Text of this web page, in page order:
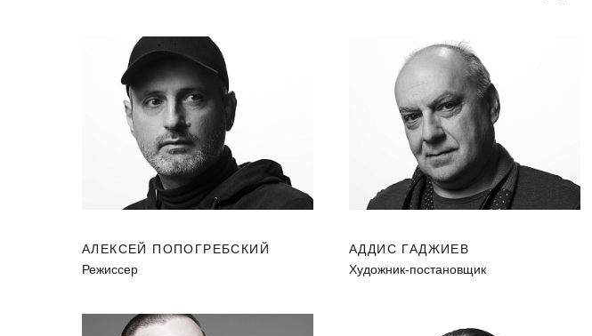
АЛЕКСЕЙ ПОПОГРЕБСКИЙ
Режиссер
АДДИС ГАДЖИЕВ
Художник-постановщик